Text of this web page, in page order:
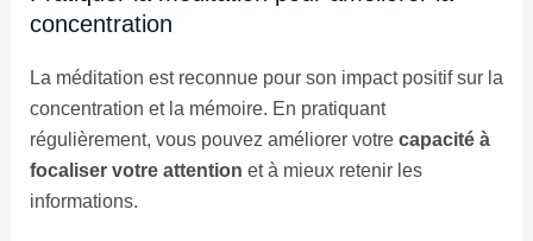
concentration
La méditation est reconnue pour son impact positif sur la
concentration et la mémoire. En pratiquant
régulièrement, vous pouvez améliorer votre capacité à
focaliser votre attention et à mieux retenir les
informations.